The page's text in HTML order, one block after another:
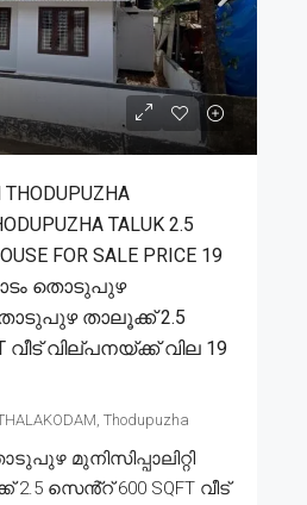
TALUK 2.5
FOR SALE PRICE 19
തൊടുപുഴ
തൊടുപുഴ താലൂക്ക് 2.5
വീട് വില്പനയ്ക്ക് വില 19
Thodupuzha
മുനിസിപ്പാലിറ്റി
സെൻ്റ് 600 SQFT വീട്